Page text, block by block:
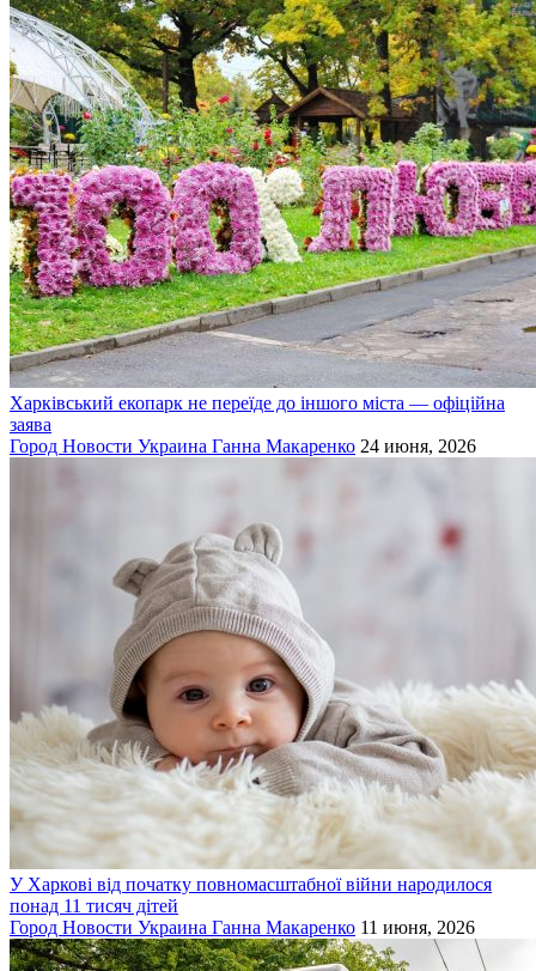
Харківський екопарк не переїде до іншого міста — офіційна
заява
Город Новости Украина Ганна Макаренко 24 июня, 2026
У Харкові від початку повномасштабної війни народилося
понад 11 тисяч дітей
Город Новости Украина Ганна Макаренко 11 июня, 2026